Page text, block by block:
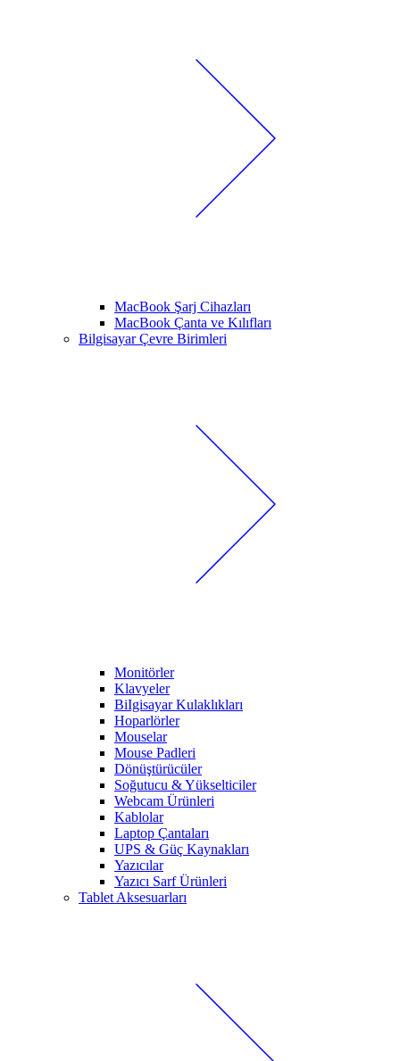
MacBook Şarj Cihazları
MacBook Çanta ve Kılıfları
Bilgisayar Çevre Birimleri
Monitörler
Klavyeler
BiIgisayar Kulaklıkları
Hoparlörler
Mouselar
Mouse Padleri
Dönüştürücüler
Soğutucu & Yükselticiler
Webcam Ürünleri
Kablolar
Laptop Çantaları
UPS & Güç Kaynakları
Yazıcılar
Yazıcı Sarf Ürünleri
Tablet Aksesuarları